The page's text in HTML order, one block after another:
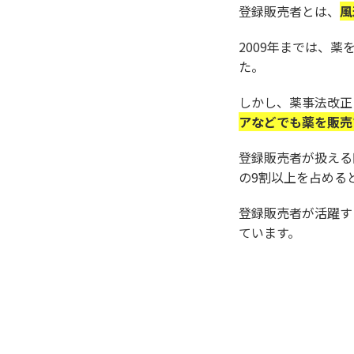
登録販売者とは、
2009年までは、薬
た。
しかし、薬事法改
アなどでも薬を販
登録販売者が扱え
の9割以上を占める
登録販売者が活躍
ています。